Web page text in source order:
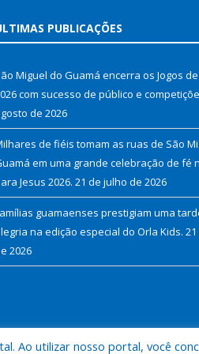
PUBLICAÇÕES
Miguel do Guamá encerra os Jogos
com sucesso de público e
de 2026
de fiéis tomam as ruas de São
em uma grande celebração de fé
Jesus 2026. 21 de julho de 2026
guamaenses prestigiam uma
na edição especial do Orla Kids.
2026
Ao utilizar nosso portal, você